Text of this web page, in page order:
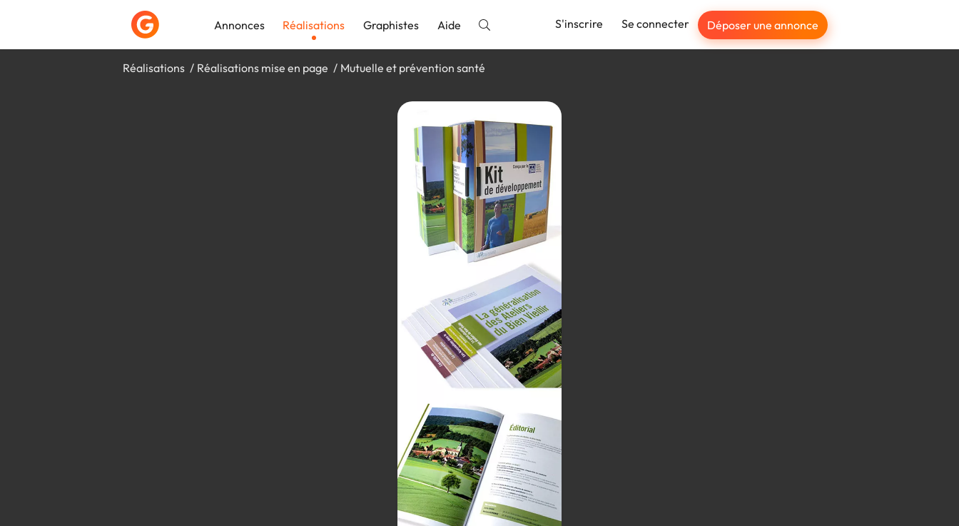
Annonces Réalisations Graphistes Aide S'inscrire Se connecter Déposer une annonce
Réalisations Réalisations mise en page Mutuelle et prévention santé